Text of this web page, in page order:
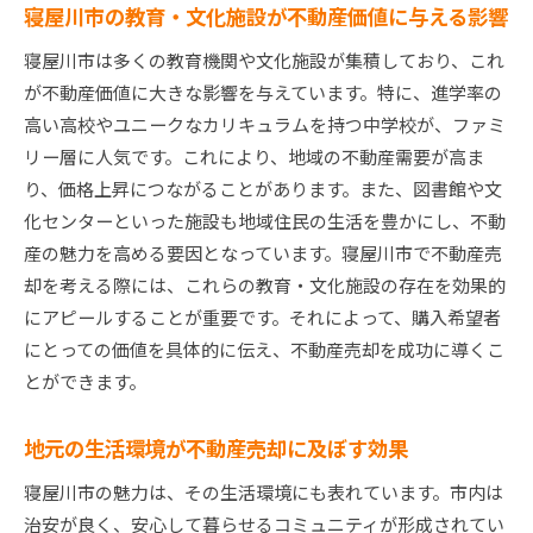
売却直前に確認すべき最終準備
購入者との交渉をスムーズに進めるテクニック
契約書の確認と理解の重要性
売却後のフォローアップと次のステップ
成功するための最終的な見直しポイント
不動産売却を成功に導くための総合評価
寝屋川市の教育・文化施設が不動産価値に与える影響
寝屋川市は多くの教育機関や文化施設が集積しており、これ
が不動産価値に大きな影響を与えています。特に、進学率の
高い高校やユニークなカリキュラムを持つ中学校が、ファミ
リー層に人気です。これにより、地域の不動産需要が高ま
り、価格上昇につながることがあります。また、図書館や文
化センターといった施設も地域住民の生活を豊かにし、不動
産の魅力を高める要因となっています。寝屋川市で不動産売
却を考える際には、これらの教育・文化施設の存在を効果的
にアピールすることが重要です。それによって、購入希望者
にとっての価値を具体的に伝え、不動産売却を成功に導くこ
とができます。
地元の生活環境が不動産売却に及ぼす効果
寝屋川市の魅力は、その生活環境にも表れています。市内は
治安が良く、安心して暮らせるコミュニティが形成されてい